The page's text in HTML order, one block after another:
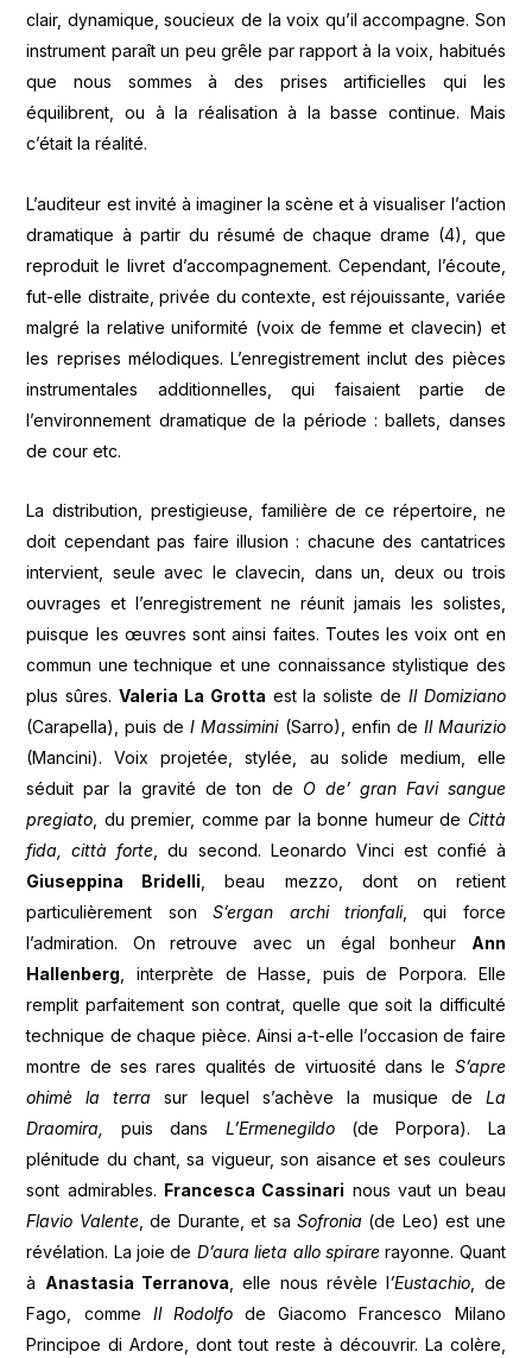
clair, dynamique, soucieux de la voix qu’il accompagne. Son
instrument paraît un peu grêle par rapport à la voix, habitués
que nous sommes à des prises artificielles qui les
équilibrent, ou à la réalisation à la basse continue. Mais
c’était la réalité.
L’auditeur est invité à imaginer la scène et à visualiser l’action
dramatique à partir du résumé de chaque drame (4), que
reproduit le livret d’accompagnement. Cependant, l’écoute,
fut-elle distraite, privée du contexte, est réjouissante, variée
malgré la relative uniformité (voix de femme et clavecin) et
les reprises mélodiques. L’enregistrement inclut des pièces
instrumentales additionnelles, qui faisaient partie de
l’environnement dramatique de la période : ballets, danses
de cour etc.
La distribution, prestigieuse, familière de ce répertoire, ne
doit cependant pas faire illusion : chacune des cantatrices
intervient, seule avec le clavecin, dans un, deux ou trois
ouvrages et l’enregistrement ne réunit jamais les solistes,
puisque les œuvres sont ainsi faites. Toutes les voix ont en
commun une technique et une connaissance stylistique des
plus sûres.Valeria La Grotta est la soliste de Il Domiziano
(Carapella), puis deI Massimini(Sarro), enfin de Il Maurizio
(Mancini). Voix projetée, stylée, au solide medium, elle
séduit par la gravité de ton de O de’ gran Favi sangue
pregiato, du premier, comme par la bonne humeur de Città
fida, città forte, du second. Leonardo Vinci est confié à
Giuseppina Bridelli, beau mezzo, dont on retient
particulièrement sonS’ergan archi trionfali, qui force
l’admiration. On retrouve avec un égal bonheur Ann
Hallenberg, interprète de Hasse, puis de Porpora. Elle
remplit parfaitement son contrat, quelle que soit la difficulté
technique de chaque pièce. Ainsi a-t-elle l’occasion de faire
montre de ses rares qualités de virtuosité dans le S’apre
ohimè la terra sur lequel s’achève la musique de La
Draomira, puis dans L’Ermenegildo (de Porpora). La
plénitude du chant, sa vigueur, son aisance et ses couleurs
sont admirables. Francesca Cassinari nous vaut un beau
Flavio Valente, de Durante, et sa Sofronia (de Leo) est une
révélation. La joie de D’aura lieta allo spirarerayonne. Quant
à Anastasia Terranova, elle nous révèle l ’Eustachio, de
Fago, comme Il Rodolfode Giacomo Francesco Milano
Principoe di Ardore, dont tout reste à découvrir. La colère,